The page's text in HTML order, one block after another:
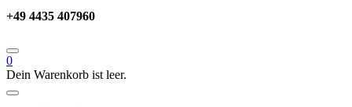
+49 4435 407960
0
Dein Warenkorb ist leer.